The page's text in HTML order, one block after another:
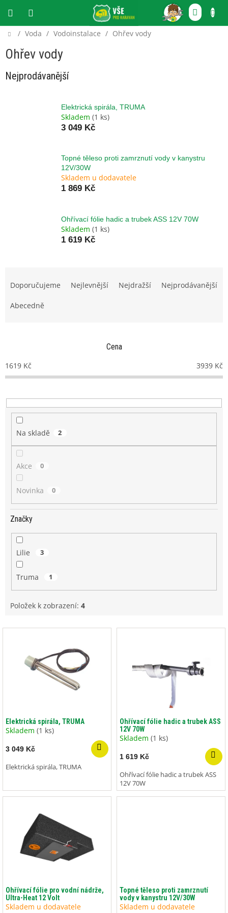
obsah
CZK
Domů
/ Voda / Vodoinstalace / Ohřev vody
Ohřev vody
Nejprodávanější
Elektrická spirála, TRUMA
Skladem (1 ks)
3 049 Kč
Topné těleso proti zamrznutí vody v kanystru
12V/30W
Skladem u dodavatele
1 869 Kč
Ohřívací fólie hadic a trubek ASS 12V 70W
Skladem (1 ks)
1 619 Kč
o
d
k
t
Doporučujeme Nejlevnější Nejdražší Nejprodávanější
Abecedně
Cena
1619 Kč 3939 Kč
Na skladě 2
Akce 0
Novinka 0
Značky
Lilie 3
Truma 1
Položek k zobrazení: 4
V
d
u
t
ů
Elektrická spirála, TRUMA
Skladem (1 ks)
3 049 Kč
Elektrická spirála, TRUMA
Ohřívací fólie hadic a trubek ASS
12V 70W
Skladem (1 ks)
1 619 Kč
Ohřívací fólie hadic a trubek ASS
12V 70W
Ohřívací fólie pro vodní nádrže,
Ultra-Heat 12 Volt
Skladem u dodavatele
Topné těleso proti zamrznutí
vody v kanystru 12V/30W
Skladem u dodavatele